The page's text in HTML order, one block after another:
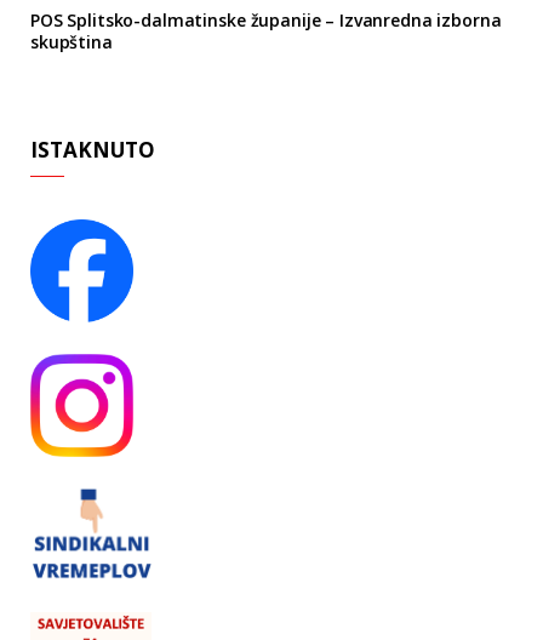
POS Splitsko-dalmatinske županije – Izvanredna izborna
skupština
ISTAKNUTO